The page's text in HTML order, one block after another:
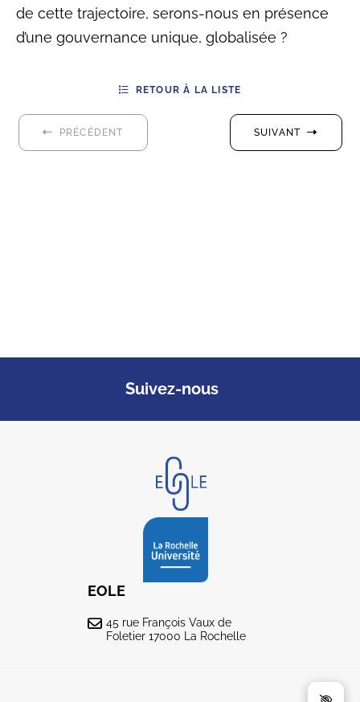
de cette trajectoire, serons-nous en présence
d’une gouvernance unique, globalisée ?
PRÉCÉDENT
RETOUR À LA LISTE
SUIVANT
Suivez-nous
EOLE
45 rue François Vaux de
Foletier 17000 La Rochelle